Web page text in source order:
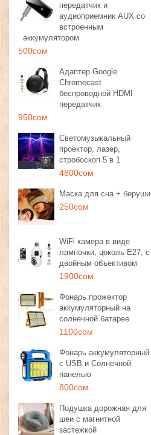
передатчик и
аудиоприемник AUX со
встроенным
аккумулятором
500сом
Адаптер Google
Chromecast
беспроводной HDMI
передатчик
950сом
Светомузыкальный
проектор, лазер,
стробоскоп 5 в 1
4800сом
Маска для сна + беруши
250сом
WiFi камера в виде
лампочки, цоколь E27, с
двойным объективом
1900сом
Фонарь прожектор
аккумуляторный на
солнечной батарее
1100сом
Фонарь аккумуляторный
с USB и Солнечной
панелью
800сом
Подушка дорожная для
шеи с магнитной
застежкой